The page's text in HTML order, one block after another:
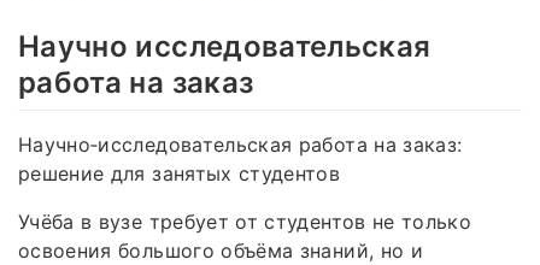
Научно исследовательская
работа на заказ
Научно‑исследовательская работа на заказ:
решение для занятых студентов
Учёба в вузе требует от студентов не только
освоения большого объёма знаний, но и